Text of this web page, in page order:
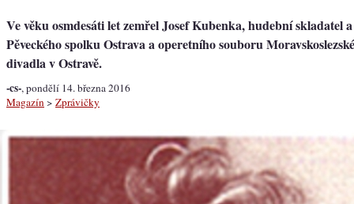
Ve věku osmdesáti let zemřel Josef Kubenka, hudební skladatel
Pěveckého spolku Ostrava a operetního souboru
divadla v Ostravě.
-cs-, pondělí 14. března 2016
Magazín > Zprávičky